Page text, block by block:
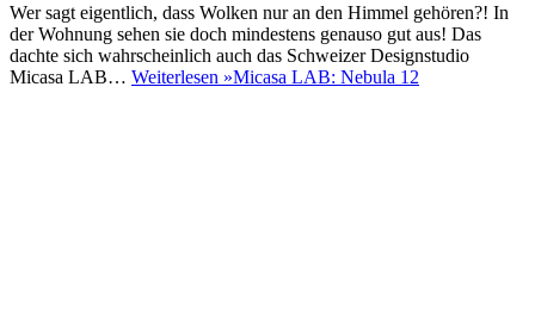
Wer sagt eigentlich, dass Wolken nur an den Himmel gehören?! In
der Wohnung sehen sie doch mindestens genauso gut aus! Das
dachte sich wahrscheinlich auch das Schweizer Designstudio
Micasa LAB… Weiterlesen »Micasa LAB: Nebula 12